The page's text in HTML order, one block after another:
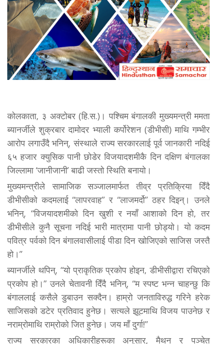
कोलकाता, ३ अक्टोबर (हि.स.)। पश्चिम बंगालकी मुख्यमन्त्री ममता
ब्यानर्जीले शुक्रबार दामोदर भ्याली कर्पोरेशन (डीभीसी) माथि गम्भीर
आरोप लगाउँदै भनिन्, संस्थाले राज्य सरकारलाई पूर्व जानकारी नदिई
६५ हजार क्युसिक पानी छोडेर विजयादशमीकै दिन दक्षिण बंगालका
जिल्लामा ‘जानीजानी’ बाढी जस्तो स्थिति बनायो।
मुख्यमन्त्रीले सामाजिक सञ्जालमार्फत तीव्र प्रतिक्रिया दिँदै
डीभीसीको कदमलाई “लापरवाह” र “लाजमर्दो” ठहर दिइन्। उनले
भनिन्, “विजयादशमीको दिन खुशी र नयाँ आशाको दिन हो, तर
डीभीसीले कुनै सूचना नदिई भारी मात्रामा पानी छोड्यो। यो कदम
पवित्र पर्वको दिन बंगालवासीलाई पीडा दिन खोजिएको साजिस जस्तै
हो।”
ब्यानर्जीले थपिन्, “यो प्राकृतिक प्रकोप होइन, डीभीसीद्वारा रचिएको
प्रकोप हो।” उनले चेतावनी दिँदै भनिन्, “म स्पष्ट भन्न चाहन्छु कि
बंगाललाई कसैले डुबाउन सक्दैन। हाम्रो जनताविरुद्ध गरिने हरेक
साजिसको डटेर प्रतिवाद हुनेछ। सत्यले झूटमाथि विजय पाउनेछ र
नराम्रोमाथि राम्रोको जित हुनेछ। जय माँ दुर्गा!”
राज्य सरकारका अधिकारीहरूका अनुसार, मैथन र पञ्चेत